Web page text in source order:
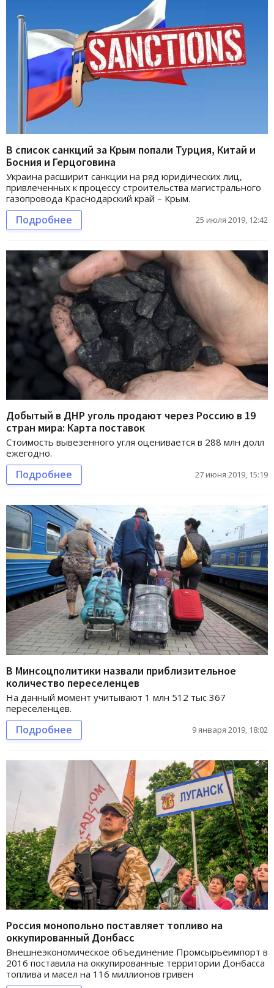
В список санкций за Крым попали Турция, Китай и
Босния и Герцоговина
Украина расширит санкции на ряд юридических лиц,
привлеченных к процессу строительства магистрального
газопровода Краснодарский край – Крым.
Подробнее 25 июля 2019, 12:42
Добытый в ДНР уголь продают через Россию в 19
стран мира: Карта поставок
Стоимость вывезенного угля оценивается в 288 млн долл
ежегодно.
Подробнее 27 июня 2019, 15:19
В Минсоцполитики назвали приблизительное
количество переселенцев
На данный момент учитывают 1 млн 512 тыс 367
переселенцев.
Подробнее 9 января 2019, 18:02
Россия монопольно поставляет топливо на
оккупированный Донбасс
Внешнеэкономическое объединение Промсырьеимпорт в
2016 поставила на оккупированные территории Донбасса
топлива и масел на 116 миллионов гривен